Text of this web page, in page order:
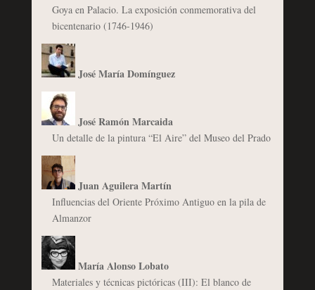
Goya en Palacio. La exposición conmemorativa del
bicentenario (1746-1946)
José María Domínguez
José Ramón Marcaida
Un detalle de la pintura “El Aire” del Museo del Prado
Juan Aguilera Martín
Influencias del Oriente Próximo Antiguo en la pila de
Almanzor
María Alonso Lobato
Materiales y técnicas pictóricas (III): El blanco de